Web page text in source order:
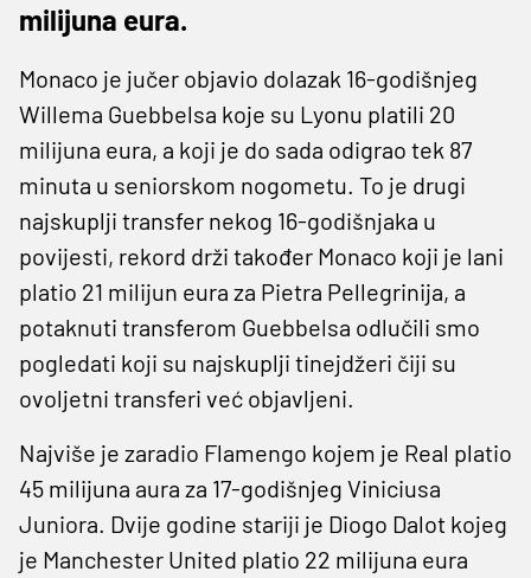
milijuna eura.
Monaco je jučer objavio dolazak 16-godišnjeg
Willema Guebbelsa koje su Lyonu platili 20
milijuna eura, a koji je do sada odigrao tek 87
minuta u seniorskom nogometu. To je drugi
najskuplji transfer nekog 16-godišnjaka u
povijesti, rekord drži također Monaco koji je lani
platio 21 milijun eura za Pietra Pellegrinija, a
potaknuti transferom Guebbelsa odlučili smo
pogledati koji su najskuplji tinejdžeri čiji su
ovoljetni transferi već objavljeni.
Najviše je zaradio Flamengo kojem je Real platio
45 milijuna aura za 17-godišnjeg Viniciusa
Juniora. Dvije godine stariji je Diogo Dalot kojeg
je Manchester United platio 22 milijuna eura